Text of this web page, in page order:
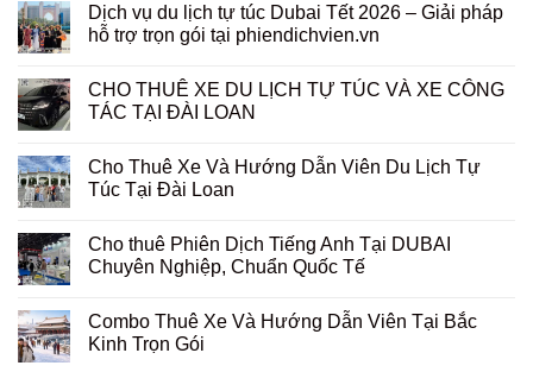
Dịch vụ du lịch tự túc Dubai Tết 2026 – Giải pháp
hỗ trợ trọn gói tại phiendichvien.vn
CHO THUÊ XE DU LỊCH TỰ TÚC VÀ XE CÔNG
TÁC TẠI ĐÀI LOAN
Cho Thuê Xe Và Hướng Dẫn Viên Du Lịch Tự
Túc Tại Đài Loan
Cho thuê Phiên Dịch Tiếng Anh Tại DUBAI
Chuyên Nghiệp, Chuẩn Quốc Tế
Combo Thuê Xe Và Hướng Dẫn Viên Tại Bắc
Kinh Trọn Gói